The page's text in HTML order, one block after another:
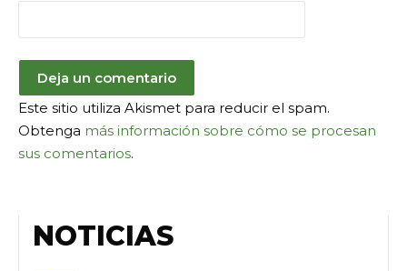
Este sitio utiliza Akismet para reducir el spam.
Obtenga más información sobre cómo se procesan
sus comentarios.
NOTICIAS